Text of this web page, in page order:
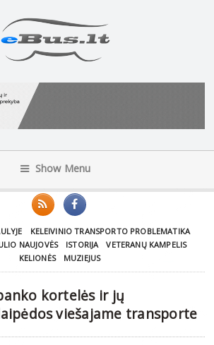
Show Menu
KELEIVINIO TRANSPORTO PROBLEMATIKA
NAUJOVĖS
ISTORIJA
VETERANŲ KAMPELIS
KELIONĖS
MUZIEJUS
kortelės ir jų
viešajame transporte